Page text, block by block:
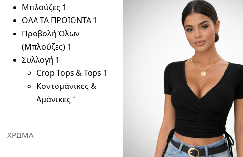
Μπλούζες 1
ΟΛΑ ΤΑ ΠΡΟΙΟΝΤΑ 1
Προβολή Όλων
(Μπλούζες) 1
Συλλογή 1
Crop Tops & Tops 1
Κοντομάνικες &
Αμάνικες 1
ΧΡΩΜΑ